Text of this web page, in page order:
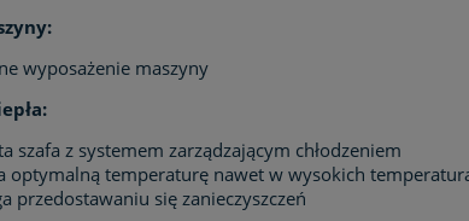
wyposażenie maszyny
szafa z systemem zarządzającym chłodzeniem
optymalną temperaturę nawet w wysokich
przedostawaniu się zanieczyszczeń